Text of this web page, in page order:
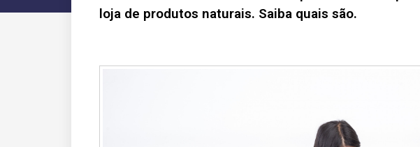
loja de produtos naturais. Saiba quais são.